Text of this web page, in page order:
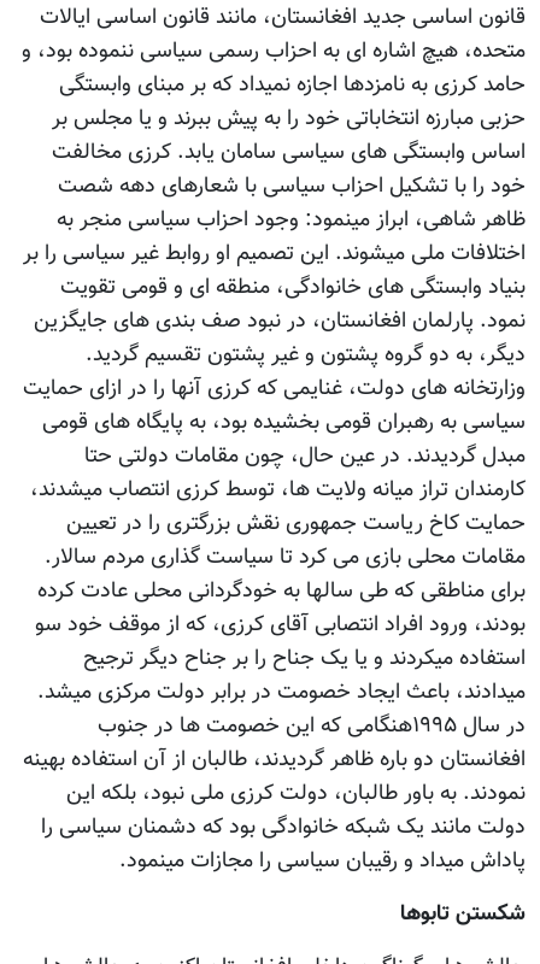
قانون اساسی جدید افغانستان، مانند قانون اساسی ایالات
متحده، هیچ اشاره ای به احزاب رسمی سیاسی ننموده بود، و
حامد کرزی به نامزدها اجازه نمیداد که بر مبنای وابستگی
حزبی مبارزه انتخاباتی خود را به پیش ببرند و یا مجلس بر
اساس وابستگی های سیاسی سامان یابد. کرزی مخالفت
خود را با تشکیل احزاب سیاسی با شعارهای دهه شصت
ظاهر شاهی، ابراز مینمود: وجود احزاب سیاسی منجر به
اختلافات ملی میشوند. این تصمیم او روابط غیر سیاسی را بر
بنیاد وابستگی های خانوادگی، منطقه ای و قومی تقویت
نمود. پارلمان افغانستان، در نبود صف بندی های جایگزین
دیگر، به دو گروه پشتون و غیر پشتون تقسیم گردید.
وزارتخانه های دولت، غنایمی که کرزی آنها را در ازای حمایت
سیاسی به رهبران قومی بخشیده بود، به پایگاه های قومی
مبدل گردیدند. در عین حال، چون مقامات دولتی حتا
کارمندان تراز میانه ولایت ها، توسط کرزی انتصاب میشدند،
حمایت کاخ ریاست جمهوری نقش بزرگتری را در تعیین
مقامات محلی بازی می کرد تا سیاست گذاری مردم سالار.
برای مناطقی که طی سالها به خودگردانی محلی عادت کرده
بودند، ورود افراد انتصابی آقای کرزی، که از موقف خود سو
استفاده میکردند و یا یک جناح را بر جناح دیگر ترجیح
میدادند، باعث ایجاد خصومت در برابر دولت مرکزی میشد.
در سال ۱۹۹۵هنگامی که این خصومت ها در جنوب
افغانستان دو باره ظاهر گردیدند، طالبان از آن استفاده بهینه
نمودند. به باور طالبان، دولت کرزی ملی نبود، بلکه این
دولت مانند یک شبکه خانوادگی بود که دشمنان سیاسی را
پاداش میداد و رقیبان سیاسی را مجازات مینمود.
شکستن تابوها